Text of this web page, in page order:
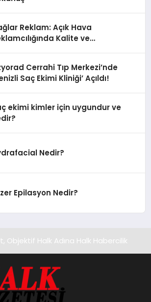
Reklam: Açık Hava
Kalite ve
Cerrahi Tıp Merkezi’nde
Saç Ekimi Kliniği’ Açıldı!
ekimi kimler için uygundur ve
Nedir?
Epilasyon Nedir?
Objektif Halk Adına Halk Habercilik